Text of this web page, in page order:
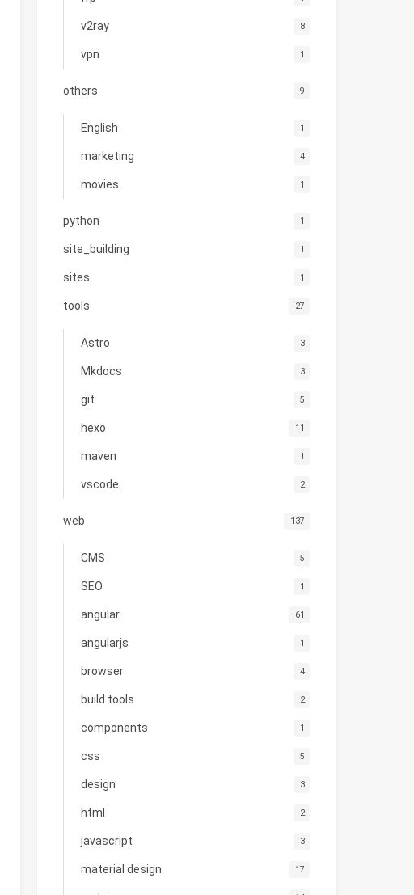
v2ray 8
vpn 1
others 9
English 1
marketing 4
movies 1
python 1
site_building 1
sites 1
tools 27
Astro 3
Mkdocs 3
git 5
hexo 11
maven 1
vscode 2
web 137
CMS 5
SEO 1
angular 61
angularjs 1
browser 4
build tools 2
components 1
css 5
design 3
html 2
javascript 3
material design 17